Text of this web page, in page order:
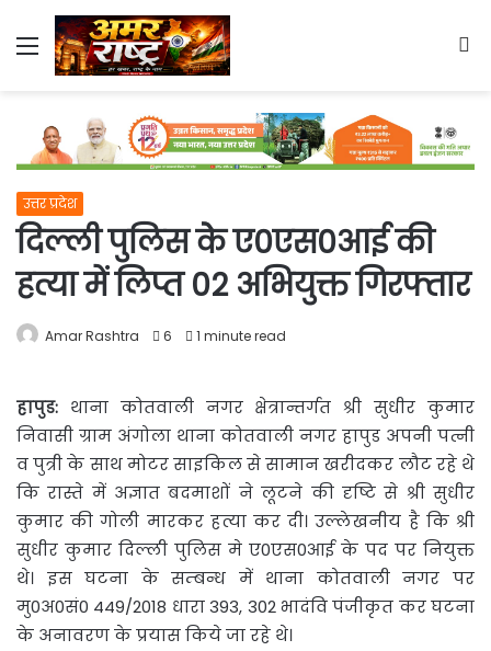
Menu
उत्तर प्रदेश
दिल्ली पुलिस केे ए0एस0आई की
हत्या में लिप्त 02 अभियुक्त गिरफ्तार
Amar Rashtra 6 1 minute read
हापुड: थाना कोतवाली नगर क्षेत्रान्तर्गत श्री सुधीर कुमार
निवासी ग्राम अंगोला थाना कोतवाली नगर हापुड अपनी पत्नी
व पुत्री के साथ मोटर साइकिल से सामान खरीदकर लौट रहे थे
कि रास्ते में अज्ञात बदमाशों ने लूटने की दृष्टि से श्री सुधीर
कुमार की गोली मारकर हत्या कर दी। उल्लेखनीय है कि श्री
सुधीर कुमार दिल्ली पुलिस मे ए0एस0आई के पद पर नियुक्त
थे। इस घटना के सम्बन्ध में थाना कोतवाली नगर पर
मु0अ0सं0 449/2018 धारा 393, 302 भादंवि पंजीकृत कर घटना
के अनावरण के प्रयास किये जा रहे थे।